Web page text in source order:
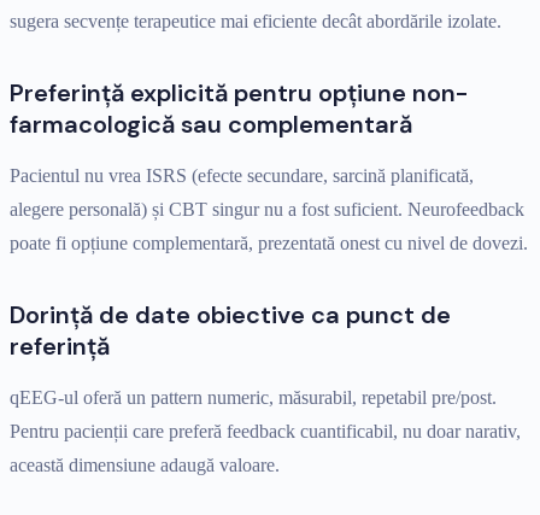
sugera secvențe terapeutice mai eficiente decât abordările izolate.
Preferință explicită pentru opțiune non-
farmacologică sau complementară
Pacientul nu vrea ISRS (efecte secundare, sarcină planificată,
alegere personală) și CBT singur nu a fost suficient. Neurofeedback
poate fi opțiune complementară, prezentată onest cu nivel de dovezi.
Dorință de date obiective ca punct de
referință
qEEG-ul oferă un pattern numeric, măsurabil, repetabil pre/post.
Pentru pacienții care preferă feedback cuantificabil, nu doar narativ,
această dimensiune adaugă valoare.